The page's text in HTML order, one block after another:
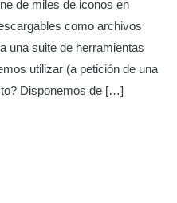
de miles de iconos en
como archivos
una suite de herramientas
utilizar (a petición de una
Disponemos de […]